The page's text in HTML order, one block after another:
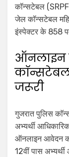
कॉन्सटेबल
जेल कॉन्सटेबल
इंस्पेक्टर के 858
काॅन्सटेबल
जरूरी
गुजरात पुलिस
अभ्यर्थी
ऑनलाइन आवेदन
12वीं पास